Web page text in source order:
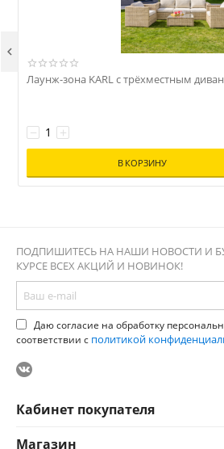
Лаунж-зона KARL с трёхместным
+
−
В КОРЗИНУ

ПОДПИШИТЕСЬ НА НАШИ НОВОСТИ И
КУРСЕ ВСЕХ АКЦИЙ И НОВИНОК!
Даю согласие на обработку
соответствии с политикой
Кабинет покупателя
Магазин